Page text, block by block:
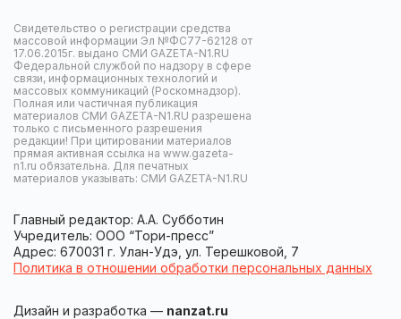
Свидетельство о регистрации средства
массовой информации Эл №ФС77-62128 от
17.06.2015г. выдано СМИ GAZETA-N1.RU
Федеральной службой по надзору в сфере
связи, информационных технологий и
массовых коммуникаций (Роскомнадзор).
Полная или частичная публикация
материалов СМИ GAZETA-N1.RU разрешена
только с письменного разрешения
редакции! При цитировании материалов
прямая активная ссылка на www.gazeta-
n1.ru обязательна. Для печатных
материалов указывать: СМИ GAZETA-N1.RU
Главный редактор: А.А. Субботин
Учредитель: ООО “Тори-пресс”
Адрес: 670031 г. Улан-Удэ, ул. Терешковой, 7
Политика в отношении обработки персональных данных
Дизайн и разработка — nanzat.ru